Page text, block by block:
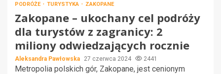
PODRÓŻE TURYSTYKA ZAKOPANE
Zakopane – ukochany cel podróży
dla turystów z zagranicy: 2
miliony odwiedzających rocznie
Aleksandra Pawłowska 27 czerwca 2024 2441
Metropolia polskich gór, Zakopane, jest cenionym